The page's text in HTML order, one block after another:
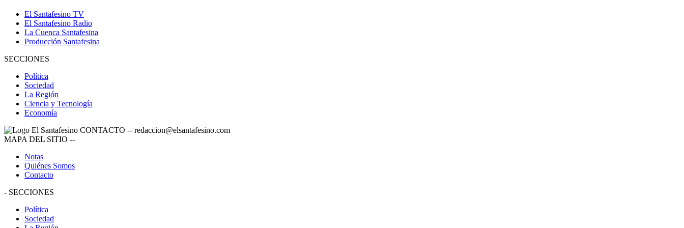
El Santafesino TV
El Santafesino Radio
La Cuenca Santafesina
Producción Santafesina
SECCIONES
Política
Sociedad
La Región
Ciencia y Tecnología
Economía
CONTACTO -- redaccion@elsantafesino.com
MAPA DEL SITIO --
Notas
Quiénes Somos
Contacto
- SECCIONES
Política
Sociedad